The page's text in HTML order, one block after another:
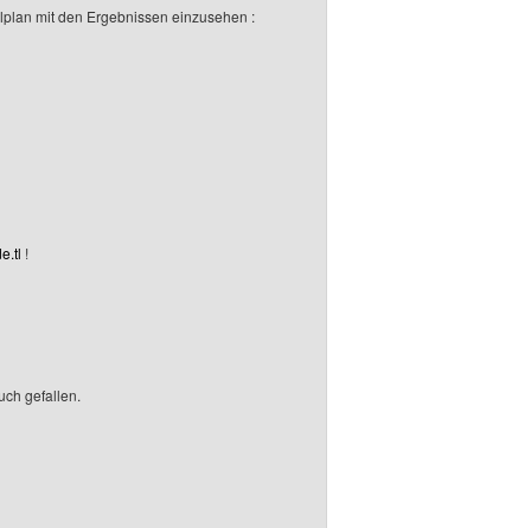
mit den Ergebnissen einzusehen :
!
gefallen.